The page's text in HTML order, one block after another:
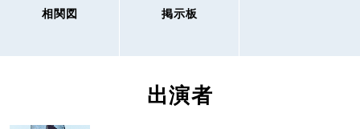
相関図 掲示板
出演者